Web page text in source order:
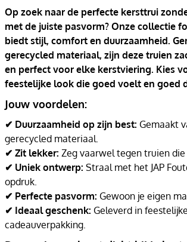
Op zoek naar de perfecte kersttrui
met de juiste pasvorm? Onze collectie
biedt stijl, comfort en duurzaamheid.
gerecycled materiaal, zijn deze truien
en perfect voor elke kerstviering. Kies
feestelijke look die goed voelt en goed
Jouw voordelen:
✔ Duurzaamheid op zijn best: Gemaakt
gerecycled materiaal.
✔ Zit lekker: Zeg vaarwel tegen truien die
✔ Uniek ontwerp: Straal met het JAP
opdruk.
✔ Perfecte pasvorm: Gewoon je eigen
✔ Ideaal geschenk: Geleverd in feestelijke
cadeauverpakking.